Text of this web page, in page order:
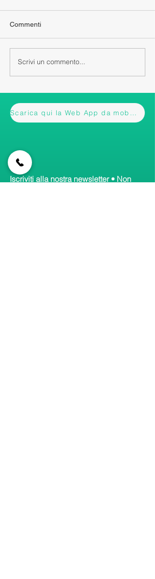
Commenti
Scrivi un commento...
Scarica qui la Web App da mobile
Iscriviti alla nostra newsletter • Non